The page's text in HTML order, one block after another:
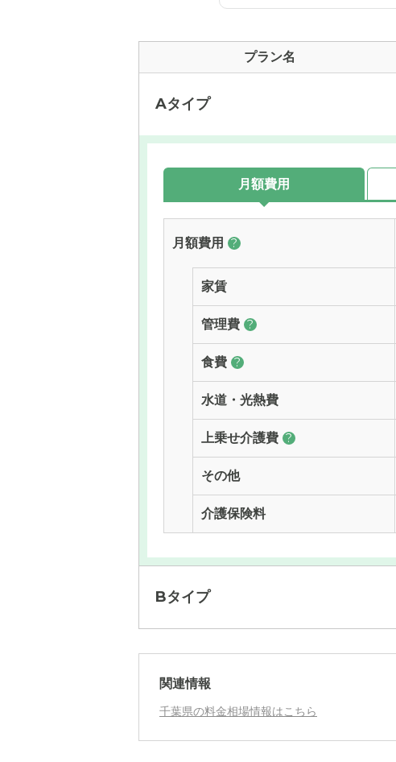
プラン名
Aタイプ
月額費用
月額費用 ?
家賃
管理費 ?
食費 ?
水道・光熱費
上乗せ介護費 ?
その他
介護保険料
Bタイプ
関連情報
千葉県の料金相場情報はこちら